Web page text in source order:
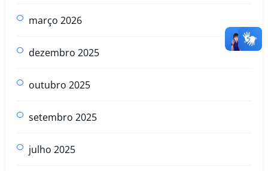
março 2026
dezembro 2025
outubro 2025
setembro 2025
julho 2025